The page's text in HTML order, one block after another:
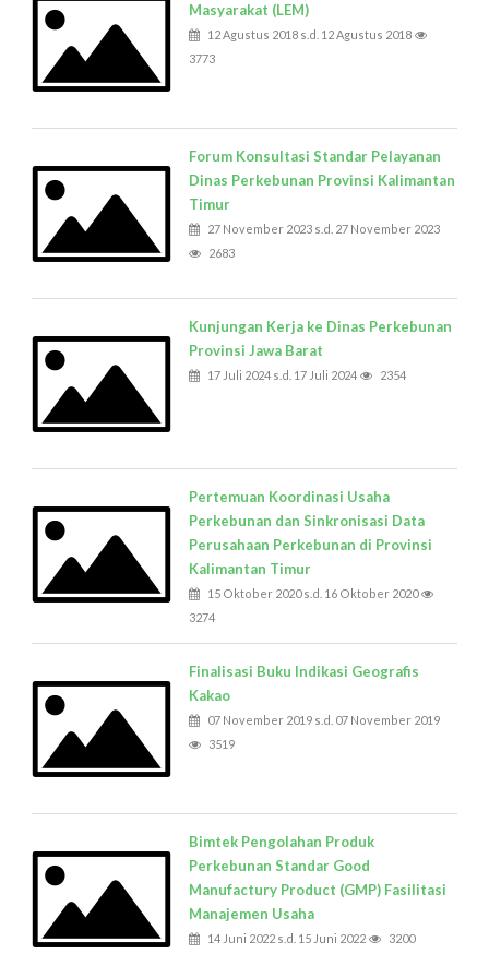
Masyarakat (LEM)
12 Agustus 2018 s.d. 12 Agustus 2018
3773
Forum Konsultasi Standar Pelayanan
Dinas Perkebunan Provinsi Kalimantan
Timur
27 November 2023 s.d. 27 November 2023
2683
Kunjungan Kerja ke Dinas Perkebunan
Provinsi Jawa Barat
17 Juli 2024 s.d. 17 Juli 2024 2354
Pertemuan Koordinasi Usaha
Perkebunan dan Sinkronisasi Data
Perusahaan Perkebunan di Provinsi
Kalimantan Timur
15 Oktober 2020 s.d. 16 Oktober 2020
3274
Finalisasi Buku Indikasi Geografis
Kakao
07 November 2019 s.d. 07 November 2019
3519
Bimtek Pengolahan Produk
Perkebunan Standar Good
Manufactury Product (GMP) Fasilitasi
Manajemen Usaha
14 Juni 2022 s.d. 15 Juni 2022 3200